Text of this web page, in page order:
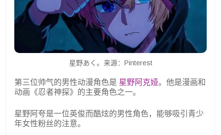
星野あく。来源：Pinterest
第三位帅气的男性动漫角色是 星野阿克娅。他是漫画和
动画《忍者神探》的主要角色之一。
星野阿夸是一位英俊而酷炫的男性角色，能够吸引青少
年女性粉丝的注意。